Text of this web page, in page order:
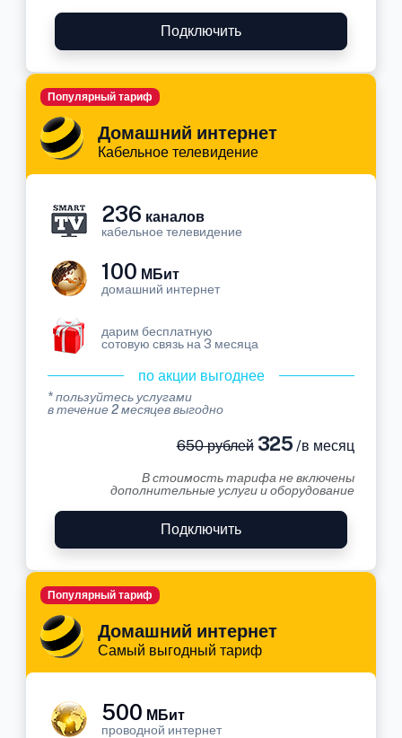
Подключить
Домашний интернет
Кабельное телевидение
Популярный тариф
236 каналов
кабельное телевидение
100 МБит
домашний интернет
дарим бесплатную
сотовую связь на 3 месяца
по акции выгоднее
* пользуйтесь услугами
в течение 2 месяцев выгодно
650 рублей325 /в месяц
В стоимость тарифа не включены
дополнительные услуги и оборудование
Подключить
Домашний интернет
Самый выгодный тариф
Популярный тариф
500 МБит
проводной интернет